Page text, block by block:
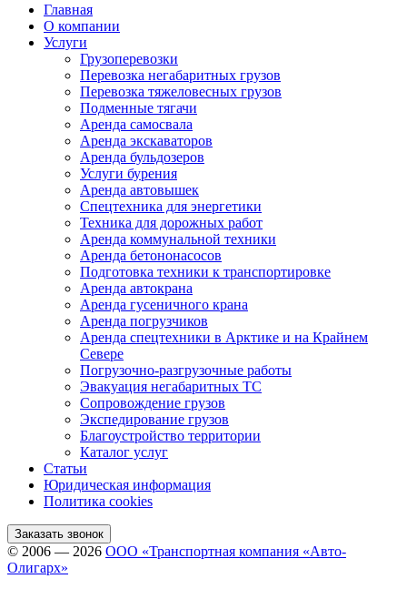
Главная
О компании
Услуги
Грузоперевозки
Перевозка негабаритных грузов
Перевозка тяжеловесных грузов
Подменные тягачи
Аренда самосвала
Аренда экскаваторов
Аренда бульдозеров
Услуги бурения
Аренда автовышек
Спецтехника для энергетики
Техника для дорожных работ
Аренда коммунальной техники
Аренда бетононасосов
Подготовка техники к транспортировке
Аренда автокрана
Аренда гусеничного крана
Аренда погрузчиков
Аренда спецтехники в Арктике и на Крайнем
Севере
Погрузочно-разгрузочные работы
Эвакуация негабаритных ТС
Сопровождение грузов
Экспедирование грузов
Благоустройство территории
Каталог услуг
Статьи
Юридическая информация
Политика cookies
Заказать звонок
© 2006 — 2026 ООО «Транспортная компания «Авто-
Олигарх»